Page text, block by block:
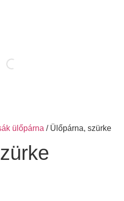
ülőpárna / Ülőpárna, szürke